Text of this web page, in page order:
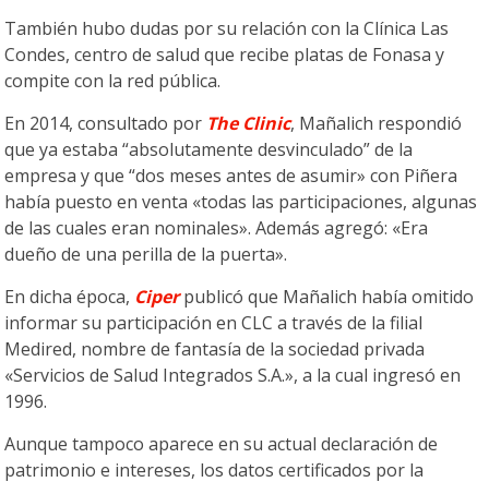
También hubo dudas por su relación con la Clínica Las
Condes, centro de salud que recibe platas de Fonasa y
compite con la red pública.
En 2014, consultado por The Clinic, Mañalich respondió
que ya estaba “absolutamente desvinculado” de la
empresa y que “dos meses antes de asumir» con Piñera
había puesto en venta «todas las participaciones, algunas
de las cuales eran nominales». Además agregó: «Era
dueño de una perilla de la puerta».
En dicha época, Ciperpublicó que Mañalich había omitido
informar su participación en CLC a través de la filial
Medired, nombre de fantasía de la sociedad privada
«Servicios de Salud Integrados S.A.», a la cual ingresó en
1996.
Aunque tampoco aparece en su actual declaración de
patrimonio e intereses, los datos certificados por la